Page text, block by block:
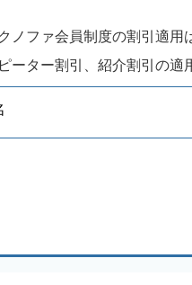
ノファ会員制度の割引適用
ーター割引、紹介割引の適